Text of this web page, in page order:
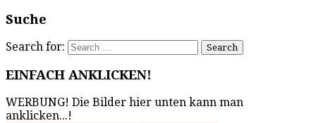
Suche
Search for:
EINFACH ANKLICKEN!
WERBUNG! Die Bilder hier unten kann man
anklicken...!